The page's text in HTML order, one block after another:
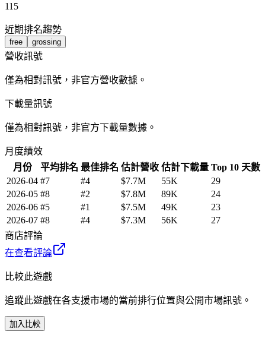
115
近期排名趨勢
free grossing
營收訊號
僅為相對訊號，非官方營收數據。
下載量訊號
僅為相對訊號，非官方下載量數據。
月度績效
月份
平均排名 最佳排名 估計營收 估計下載量 Top 10 天數
2026-04 #7 #4 $7.7M 55K 29
2026-05 #8 #2 $7.8M 89K 24
2026-06 #5 #1 $7.5M 49K 23
2026-07 #8 #4 $7.3M 56K 27
商店評論
在查看評論
比較此遊戲
追蹤此遊戲在各支援市場的當前排行位置與公開市場訊號。
加入比較